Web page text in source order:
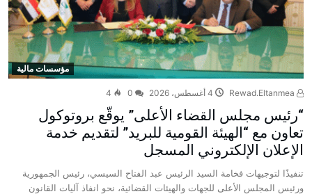
مؤسسات مالية
Rewad.Eltanmea 4 أغسطس، 2026 0
4
“رئيس مجلس القضاء الأعلى” يوقّع بروتوكول
تعاون مع “الهيئة القومية للبريد” لتقديم خدمة
الإعلان الإلكتروني المسجل
تنفيذًا لتوجيهات فخامة السيد الرئيس عبد الفتاح السيسي، رئيس الجمهورية
ورئيس المجلس الأعلى للجهات والهيئات القضائية، نحو انفاذ آليات القانون